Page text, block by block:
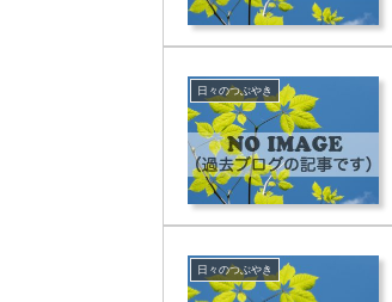
日々のつぶやき
日々のつぶやき